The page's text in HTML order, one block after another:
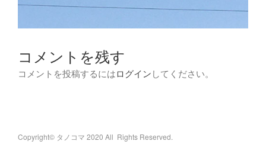
コメントを残す
コメントを投稿するにはログインしてください。
Copyright© タノコマ 2020 All Rights Reserved.